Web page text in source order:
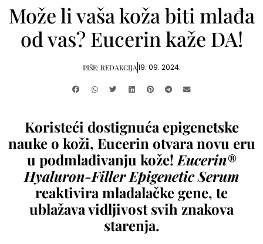
Može li vaša koža biti mlađa
od vas? Eucerin kaže DA!
PIŠE:REDAKCIJA19. 09. 2024.
Koristeći dostignuća epigenetske
nauke o koži, Eucerin otvara novu eru
u podmlađivanju kože!Eucerin®
Hyaluron-Filler Epigenetic Serum
reaktivira mladalačke gene, te
ublažava vidljivost svih znakova
starenja.